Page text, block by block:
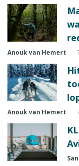
Anouk van Hemert
Anouk van Hemert